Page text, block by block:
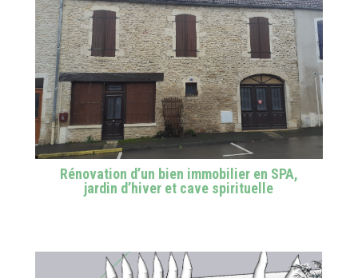
Rénovation d’un bien immobilier en SPA,
jardin d’hiver et cave spirituelle